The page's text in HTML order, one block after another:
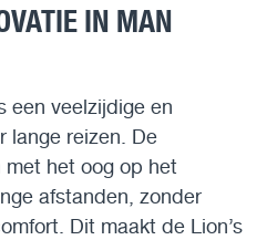
MAN
IN MAN
een veelzijdige en
lange reizen. De
het oog op het
afstanden, zonder
Dit maakt de Lion’s